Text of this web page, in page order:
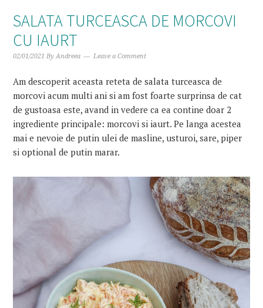
SALATA TURCEASCA DE MORCOVI
CU IAURT
02/01/2021 ByAndreea Leave a Comment
Am descoperit aceasta reteta de salata turceasca de
morcovi acum multi ani si am fost foarte surprinsa de cat
de gustoasa este, avand in vedere ca ea contine doar 2
ingrediente principale: morcovi si iaurt. Pe langa acestea
mai e nevoie de putin ulei de masline, usturoi, sare, piper
si optional de putin marar.